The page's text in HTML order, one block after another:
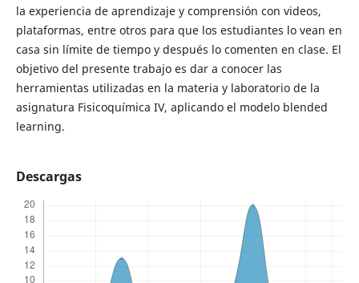
la experiencia de aprendizaje y comprensión con videos,
plataformas, entre otros para que los estudiantes lo vean en
casa sin límite de tiempo y después lo comenten en clase. El
objetivo del presente trabajo es dar a conocer las
herramientas utilizadas en la materia y laboratorio de la
asignatura Fisicoquímica IV, aplicando el modelo blended
learning.
Descargas